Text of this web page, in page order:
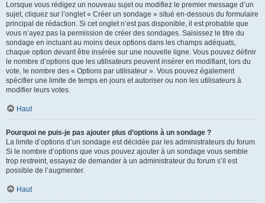
Lorsque vous rédigez un nouveau sujet ou modifiez le premier message d’un
sujet, cliquez sur l’onglet « Créer un sondage » situé en-dessous du formulaire
principal de rédaction. Si cet onglet n’est pas disponible, il est probable que
vous n’ayez pas la permission de créer des sondages. Saisissez le titre du
sondage en incluant au moins deux options dans les champs adéquats,
chaque option devant être insérée sur une nouvelle ligne. Vous pouvez définir
le nombre d’options que les utilisateurs peuvent insérer en modifiant, lors du
vote, le nombre des « Options par utilisateur ». Vous pouvez également
spécifier une limite de temps en jours et autoriser ou non les utilisateurs à
modifier leurs votes.
Haut
Pourquoi ne puis-je pas ajouter plus d’options à un sondage ?
La limite d’options d’un sondage est décidée par les administrateurs du forum.
Si le nombre d’options que vous pouvez ajouter à un sondage vous semble
trop restreint, essayez de demander à un administrateur du forum s’il est
possible de l’augmenter.
Haut